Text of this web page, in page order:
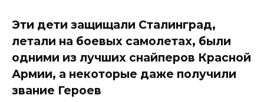
Эти дети защищали Сталинград,
летали на боевых самолетах, были
одними из лучших снайперов Красной
Армии, а некоторые даже получили
звание Героев